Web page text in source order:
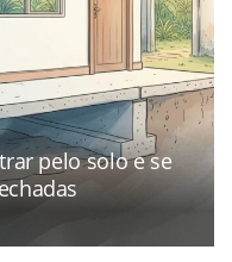
pelo solo e se